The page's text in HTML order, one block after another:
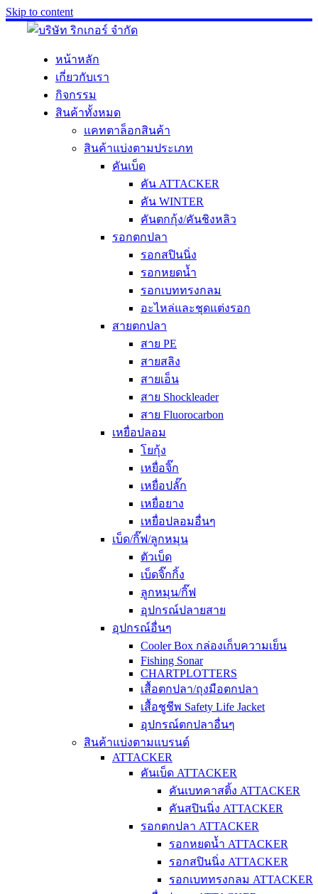
Skip to content
หน้าหลัก
เกี่ยวกับเรา
กิจกรรม
สินค้าทั้งหมด
แคทตาล็อกสินค้า
สินค้าแบ่งตามประเภท
คันเบ็ด
คัน ATTACKER
คัน WINTER
คันตกกุ้ง/คันชิงหลิว
รอกตกปลา
รอกสปินนิ่ง
รอกหยดน้ำ
รอกเบททรงกลม
อะไหล่และชุดแต่งรอก
สายตกปลา
สาย PE
สายสลิง
สายเอ็น
สาย Shockleader
สาย Fluorocarbon
เหยื่อปลอม
โยกุ้ง
เหยื่อจิ๊ก
เหยื่อปลั๊ก
เหยื่อยาง
เหยื่อปลอมอื่นๆ
เบ็ด/กิ๊ฟ/ลูกหมุน
ตัวเบ็ด
เบ็ดจิ๊กกิ้ง
ลูกหมุน/กิ๊ฟ
อุปกรณ์ปลายสาย
อุปกรณ์อื่นๆ
Cooler Box กล่องเก็บความเย็น
Fishing Sonar
CHARTPLOTTERS
เสื้อตกปลา/ถุงมือตกปลา
เสื้อชูชีพ Safety Life Jacket
อุปกรณ์ตกปลาอื่นๆ
สินค้าแบ่งตามแบรนด์
ATTACKER
คันเบ็ด ATTACKER
คันเบทคาสติ้ง ATTACKER
คันสปินนิ่ง ATTACKER
รอกตกปลา ATTACKER
รอกหยดน้ำ ATTACKER
รอกสปินนิ่ง ATTACKER
รอกเบททรงกลม ATTACKER